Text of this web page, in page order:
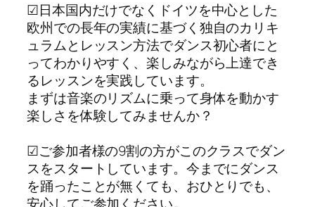
☑日本国内だけでなくドイツを中心とした
欧州での長年の実績に基づく独自のカリキ
ュラムとレッスン方法でダンス初心者にと
ってわかりやすく、楽しみながら上達でき
るレッスンを実践しています。
まずは音楽のリズムに乗って身体を動かす
楽しさを体験してみませんか？
☑ご参加者様の9割の方がこのクラスでダン
スをスタートしています。今までにダンス
を踊ったことが無くても、おひとりでも、